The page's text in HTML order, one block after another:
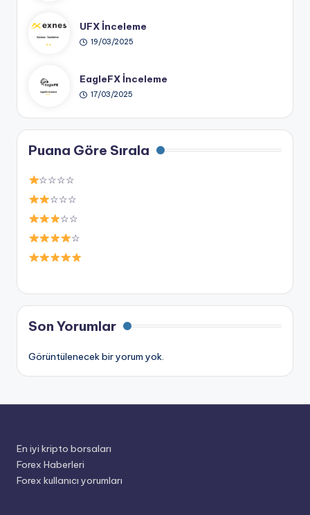
UFX İnceleme
19/03/2025
EagleFX İnceleme
17/03/2025
Puana Göre Sırala
☆☆☆☆
☆☆☆
☆☆
☆
Son Yorumlar
Görüntülenecek bir yorum yok.
En iyi kripto borsaları
Forex Haberleri
Forex kullanıcı yorumları